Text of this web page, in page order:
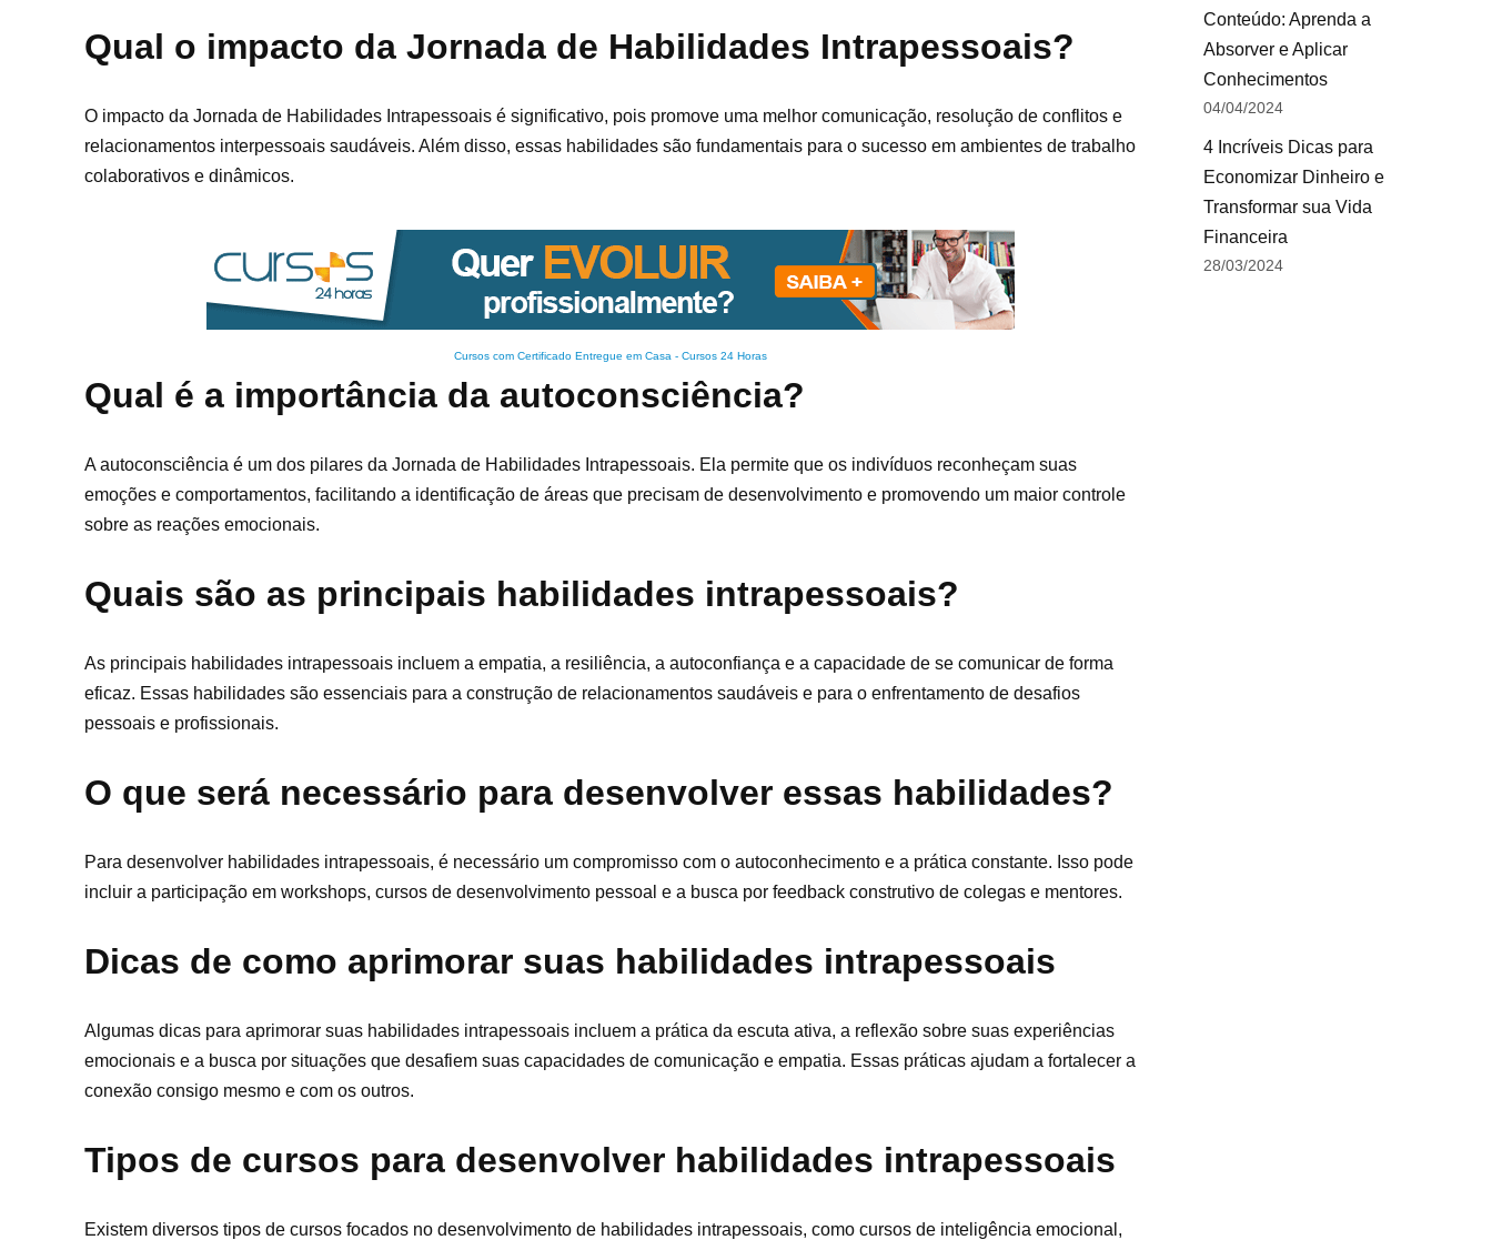
Qual o impacto da Jornada de Habilidades Intrapessoais?
O impacto da Jornada de Habilidades Intrapessoais é significativo, pois promove uma melhor comunicação, resolução de conflitos e
relacionamentos interpessoais saudáveis. Além disso, essas habilidades são fundamentais para o sucesso em ambientes de trabalho
colaborativos e dinâmicos.
Cursos com Certificado Entregue em Casa - Cursos 24 Horas
Qual é a importância da autoconsciência?
A autoconsciência é um dos pilares da Jornada de Habilidades Intrapessoais. Ela permite que os indivíduos reconheçam suas
emoções e comportamentos, facilitando a identificação de áreas que precisam de desenvolvimento e promovendo um maior controle
sobre as reações emocionais.
Quais são as principais habilidades intrapessoais?
As principais habilidades intrapessoais incluem a empatia, a resiliência, a autoconfiança e a capacidade de se comunicar de forma
eficaz. Essas habilidades são essenciais para a construção de relacionamentos saudáveis e para o enfrentamento de desafios
pessoais e profissionais.
O que será necessário para desenvolver essas habilidades?
Para desenvolver habilidades intrapessoais, é necessário um compromisso com o autoconhecimento e a prática constante. Isso pode
incluir a participação em workshops, cursos de desenvolvimento pessoal e a busca por feedback construtivo de colegas e mentores.
Dicas de como aprimorar suas habilidades intrapessoais
Algumas dicas para aprimorar suas habilidades intrapessoais incluem a prática da escuta ativa, a reflexão sobre suas experiências
emocionais e a busca por situações que desafiem suas capacidades de comunicação e empatia. Essas práticas ajudam a fortalecer a
conexão consigo mesmo e com os outros.
Tipos de cursos para desenvolver habilidades intrapessoais
Existem diversos tipos de cursos focados no desenvolvimento de habilidades intrapessoais, como cursos de inteligência emocional,
Conteúdo: Aprenda a
Absorver e Aplicar
Conhecimentos
04/04/2024
4 Incríveis Dicas para
Economizar Dinheiro e
Transformar sua Vida
Financeira
28/03/2024